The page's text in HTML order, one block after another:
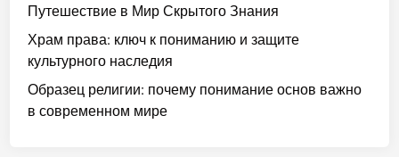
Путешествие в Мир Скрытого Знания
Храм права: ключ к пониманию и защите
культурного наследия
Образец религии: почему понимание основ важно
в современном мире